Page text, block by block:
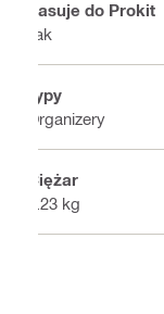
Pasuje do Prokit
Tak
Typy
Organizery
Ciężar
4.23 kg